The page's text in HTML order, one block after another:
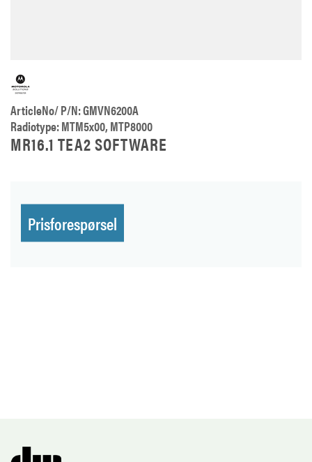
ArticleNo/ P/N: GMVN6200A
Radiotype: MTM5x00, MTP8000
MR16.1 TEA2 SOFTWARE
Prisforespørsel